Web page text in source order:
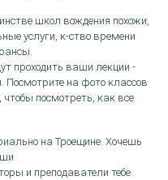
школ вождения похожи,
услуги, к-ство времени
проходить ваши лекции -
Посмотрите на фото классов
чтобы посмотреть, как все
на Троещине. Хочешь
и преподаватели тебе